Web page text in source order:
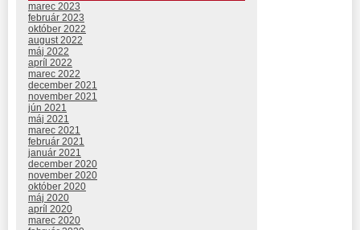
marec 2023
február 2023
október 2022
august 2022
máj 2022
apríl 2022
marec 2022
december 2021
november 2021
jún 2021
máj 2021
marec 2021
február 2021
január 2021
december 2020
november 2020
október 2020
máj 2020
apríl 2020
marec 2020